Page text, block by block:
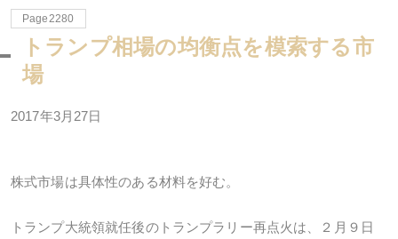
Page2280
トランプ相場の均衡点を模索する市
場
2017年3月27日
株式市場は具体性のある材料を好む。
トランプ大統領就任後のトランプラリー再点火は、２月９日